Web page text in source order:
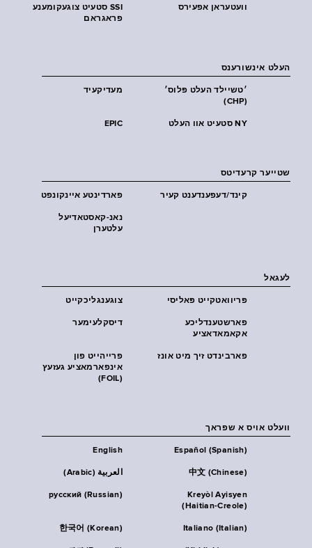
SSI סטעיט צוגעקומענע
פראגראם
וועטעראן אפעירס
העלט אינשורענס
מעדיקעיד
׳טשיילד העלט פּלוס׳
(CHP)
EPIC NY סטעיט אוו העלט
שטייער קרעדיטס
פארדינטע איינקונפט קינד/דעפענדענט קעיר
נאנ-קאסטאדיעל
עלטערן
לעגאל
צוגענגליכקייט פּריוואטקייט פּאליסי
דיסקלעימער
פארשטענדליכע
אקאמאדאציע
פרייהייט פון
אינפארמאציע געזעץ
(FOIL)
פארבינדט זיך מיט אונז
וועלט אויס א שפראך
English Español (Spanish)
العربية (Arabic) 中文 (Chinese)
русский (Russian)
Kreyòl Ayisyen
(Haitian-Creole)
한국어 (Korean) Italiano (Italian)